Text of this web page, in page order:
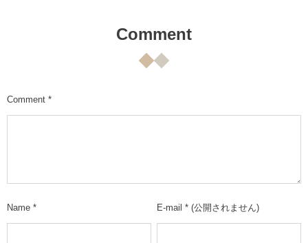
Comment
Comment *
Name * E-mail * (公開されません)